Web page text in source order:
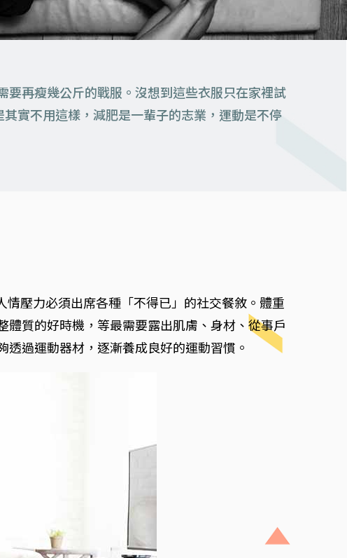
再瘦幾公斤的戰服。沒想到這些衣服只在家裡試
實不用這樣，減肥是一輩子的志業，運動是不停
壓力必須出席各種「不得已」的社交餐敘。體重
質的好時機，等最需要露出肌膚、身材、從事戶
過運動器材，逐漸養成良好的運動習慣。